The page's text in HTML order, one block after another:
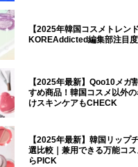
【2025年韓国コスメトレンド
KOREAddicted編集部注目度
【2025年最新】Qoo10メガ
すめ商品！韓国コスメ以外
けスキンケアもCHECK
【2025年最新】韓国リップ
選比較｜兼用できる万能コ
らPICK